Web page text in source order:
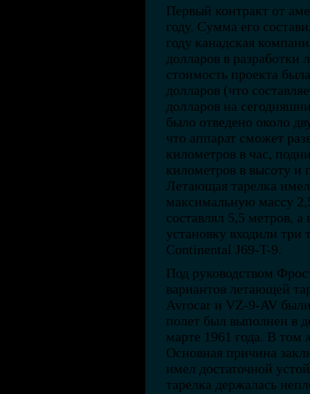
Первый контракт от
году. Сумма его
году канадская
долларов в
стоимость проекта
долларов (что
долларов на
было отведено около
что аппарат сможет
километров в час,
километров в высоту и
Летающая тарелка
максимальную массу
составлял 5,5 метров,
установку входили три
Continental J69-T-9.
Под руководством
вариантов летающей
Avrocar и VZ-9-AV
полет был выполнен в
марте 1961 года. В том
Основная причина
имел достаточной
тарелка держалась